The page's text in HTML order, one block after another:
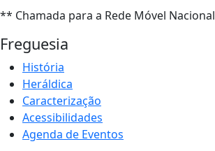
** Chamada para a Rede Móvel Nacional
Freguesia
História
Heráldica
Caracterização
Acessibilidades
Agenda de Eventos